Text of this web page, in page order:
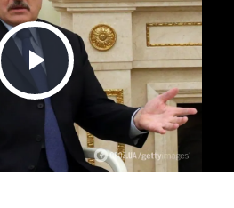
Play Video